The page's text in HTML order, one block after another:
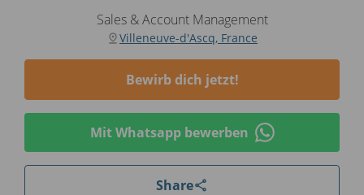
Sales & Account Management
Villeneuve-d'Ascq, France
Bewirb dich jetzt!
Mit Whatsapp bewerben
Share